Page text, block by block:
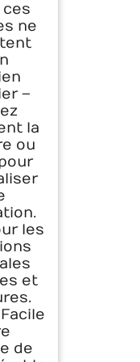
ces
ne
–
la
ou
les
et
de